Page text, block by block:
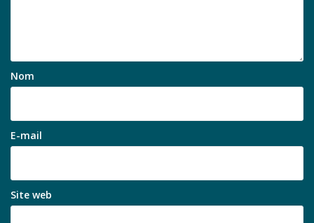
Nom
E-mail
Site web